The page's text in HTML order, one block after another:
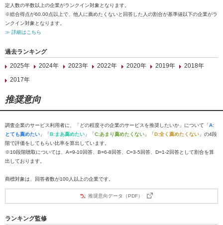
定人数の半数以上の企業がランクイン対象となります。
※総合得点が60.00点以上で、他人に薦めたくないと回答した人の割合が基準値以下の企業がラ
ンクイン対象となります。
≫ 詳細はこちら
過去ランキング
2025年
2024年 2023年 2022年 2020年 2019年
2018年
2017年
推奨意向
調査企業のサービス利用者に、「どの程度その企業のサービスを推奨したいか」について「A:
とても薦めたい 」「B:まあ薦めたい 」「C:あまり薦めたくない 」「D:全く薦めたくない 」の4段
階で評価をしてもらい比率を算出しています。
※10段階聴取については、A=9-10回答、B=6-8回答、C=3-5回答、D=1-2回答として割合を算
出しております。
商標対象は、回答者数が100人以上の企業です。
推奨意向データ（PDF）
ランキング監修